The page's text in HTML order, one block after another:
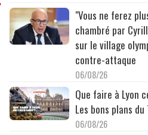
"Vous ne ferez
chambré par
sur le village
contre-attaque
06/08/26
Que faire à Lyon
Les bons plans
06/08/26